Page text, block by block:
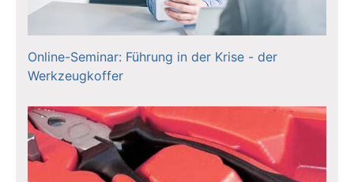
Online-Seminar: Führung in der Krise - der
Werkzeugkoffer